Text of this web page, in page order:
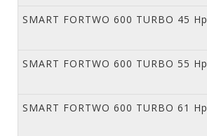
SMART FORTWO 600 TURBO 45 Hp
SMART FORTWO 600 TURBO 55 Hp
SMART FORTWO 600 TURBO 61 Hp